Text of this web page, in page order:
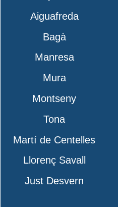
Aiguafreda
Bagà
Manresa
Mura
Montseny
Tona
Martí de Centelles
Llorenç Savall
Just Desvern